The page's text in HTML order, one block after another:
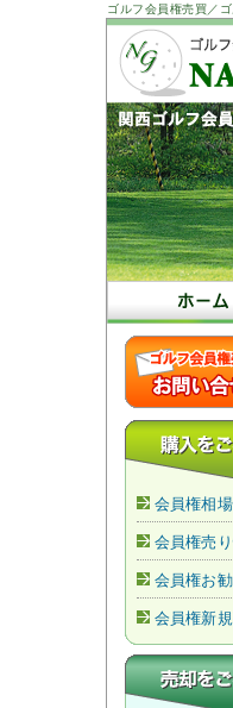
ゴルフ会員権売買／
会員権相
会員権売
会員権お
会員権新